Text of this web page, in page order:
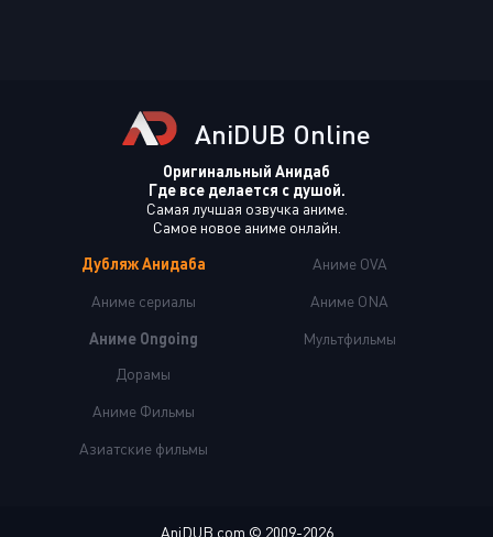
AniDUB Online
Оригинальный Анидаб
Где все делается с душой.
Самая лучшая озвучка аниме.
Самое новое аниме онлайн.
Дубляж Анидаба
Аниме сериалы
Аниме Ongoing
Аниме OVA
Аниме ONA
Мультфильмы
Дорамы
Аниме Фильмы
Азиатские фильмы
AniDUB.com © 2009-2026